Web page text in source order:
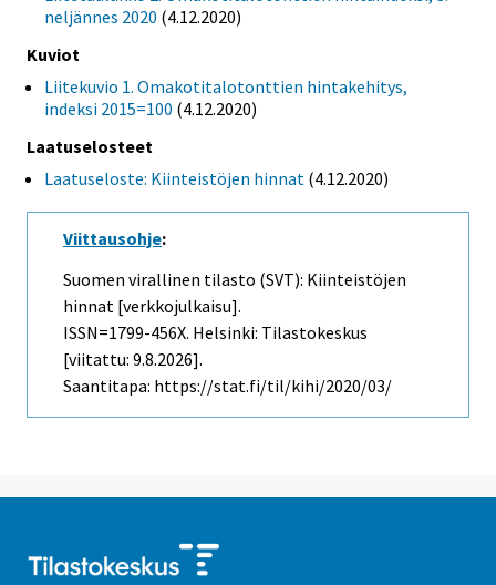
neljännes 2020 (4.12.2020)
Kuviot
Liitekuvio 1. Omakotitalotonttien hintakehitys,
indeksi 2015=100 (4.12.2020)
Laatuselosteet
Laatuseloste: Kiinteistöjen hinnat (4.12.2020)
Viittausohje:
Suomen virallinen tilasto (SVT): Kiinteistöjen
hinnat [verkkojulkaisu].
ISSN=1799-456X. Helsinki: Tilastokeskus
[viitattu: 9.8.2026].
Saantitapa: https://stat.fi/til/kihi/2020/03/